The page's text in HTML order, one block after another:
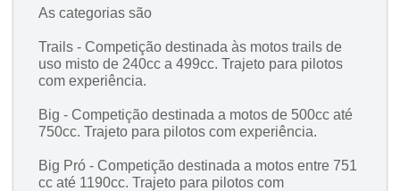
As categorias são
Trails - Competição destinada às motos trails de
uso misto de 240cc a 499cc. Trajeto para pilotos
com experiência.
Big - Competição destinada a motos de 500cc até
750cc. Trajeto para pilotos com experiência.
Big Pró - Competição destinada a motos entre 751
cc até 1190cc. Trajeto para pilotos com